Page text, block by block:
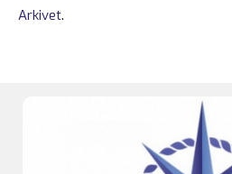
Arkivet.